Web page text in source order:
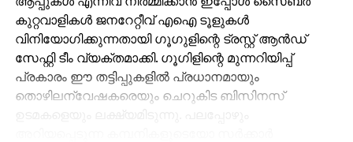
വര്‍ധനവ് നാടു മുഴുവന്‍ കമ്പോസ്റ്റ് കുഴി
ഉണ്ടാക്കാനാവാനും സാധ്യതയുണ്ട്.
ലാസ്റ്റ്‌ലീഫ്:
ബി.ജെ.പി ദേശീയ വക്താവ് സംബിത് പത്രയെ
പൊതുമേഖലാ സ്ഥാപനമായ ഒ.എന്‍.ജി.സിയുടെ
കുറ്റവാളികള്‍ ജനറേറ്റീവ് എഐ ടൂളുകള്‍
വിനിയോഗിക്കുന്നതായി ഗൂഗുളിന്റെ ട്രസ്റ്റ് ആന്‍ഡ്
സേഫ്റ്റി ടീം വ്യക്തമാക്കി. ഗൂഗിളിന്റെ മുന്നറിയിപ്പ്
പ്രകാരം ഈ തട്ടിപ്പുകളില്‍ പ്രധാനമായും
തൊഴിലന്വേഷകരെയും ചെറുകിട ബിസിനസ്